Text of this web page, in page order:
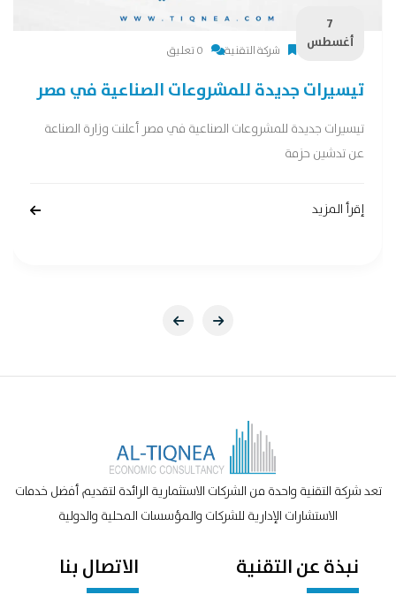
7
أغسطس
شركة التقنية 0 تعليق
تيسيرات جديدة للمشروعات الصناعية في مصر
تيسيرات جديدة للمشروعات الصناعية في مصر أعلنت وزارة الصناعة
عن تدشين حزمة
إقرأ المزيد
تعد شركة التقنية واحدة من الشركات الاستثمارية الرائدة لتقديم أفضل خدمات
الاستشارات الإدارية للشركات والمؤسسات المحلية والدولية
نبذة عن التقنية الاتصال بنا